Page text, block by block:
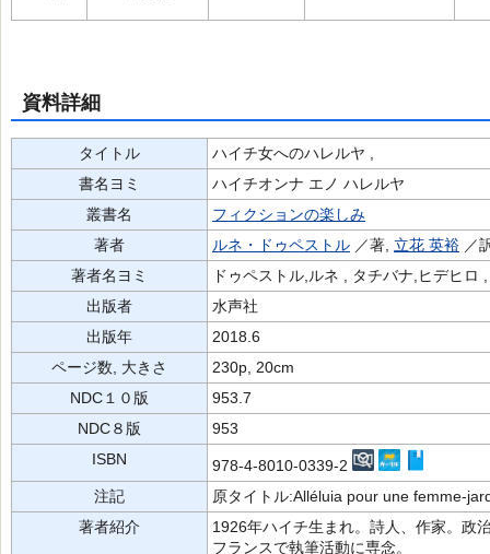
資料詳細
タイトル
ハイチ女へのハレルヤ ,
書名ヨミ
ハイチオンナ エノ ハレルヤ
叢書名
フィクションの楽しみ
著者
ルネ・ドゥペストル ／著, 立花 英裕 ／
著者名ヨミ
ドゥペストル,ルネ , タチバナ,ヒデヒロ
出版者
水声社
出版年
2018.6
ページ数, 大きさ
230p, 20cm
NDC１０版
953.7
NDC８版
953
ISBN
978-4-8010-0339-2
注記
原タイトル:Alléluia pour une
著者紹介
1926年ハイチ生まれ。詩人、作家。政
フランスで執筆活動に専念。